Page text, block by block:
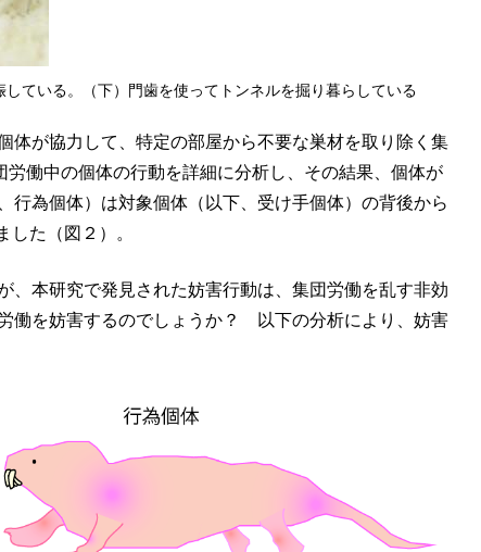
ている。（下）門歯を使ってトンネルを掘り暮らしている
体が協力して、特定の部屋から不要な巣材を取り除く集
働中の個体の行動を詳細に分析し、その結果、個体が
為個体）は対象個体（以下、受け手個体）の背後から
た（図２）。
、本研究で発見された妨害行動は、集団労働を乱す非効
働を妨害するのでしょうか？ 以下の分析により、妨害